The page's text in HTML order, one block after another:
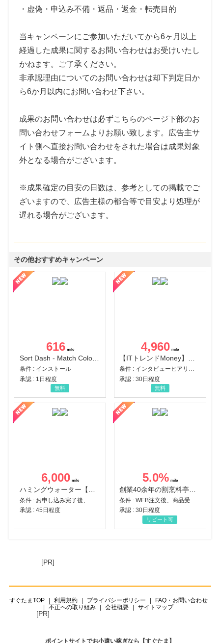
・虚偽・申込み不備・返品・返金・転売目的
当キャンペーンにご参加いただいてから6ヶ月以上
経過した成果に関するお問い合わせはお受けいたし
かねます。ご了承ください。
非承認理由についてのお問い合わせは却下判定日か
ら6か月以内にお問い合わせ下さい。
成果のお問い合わせは必ずこちらのページ下部のお
問い合わせフォームよりお願い致します。広告主サ
イト側へ直接お問い合わせをされた場合は成果対象
外となる場合がございます。
※成果確定の目安の日数は、参考としての掲載でご
ざいますので、広告主様の都合等で目安より処理が
遅れる場合がございます。
その他おすすめキャンペーン
616
Sort Dash - Match Color Puzzle（チャレンジ11完了）（Android）
条件 : インストール
承認 : 1日程度
無料
4,960
【ITトレンドMoney】相談プロモーション
条件 : インタビューヒアリング完了
承認 : 30日程度
無料
6,000
承認 : 45日程度
5.0%
承認 : 30日程度
リピート可
[PR]
すぐたまTOP 利用規約 プライバシーポリシー
FAQ・お問い合わせ
不正への取り組み
会社概要 サイトマップ
[PR]
ポイントサイトでお小遣い稼ぎなら【すぐたま】